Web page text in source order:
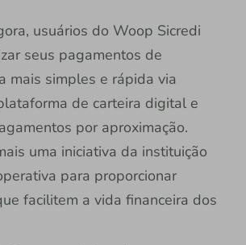
usuários do Woop Sicredi
seus pagamentos de
mais simples e rápida via
de carteira digital e
por aproximação.
uma iniciativa da instituição
para proporcionar
facilitem a vida financeira dos